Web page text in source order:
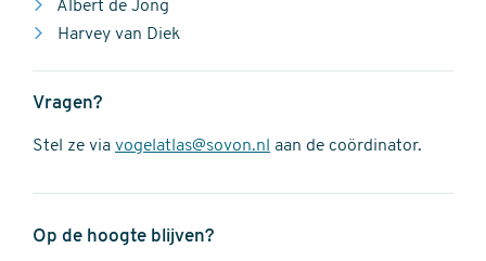
Albert de Jong
Harvey van Diek
Vragen?
Stel ze via vogelatlas@sovon.nl aan de coördinator.
Op de hoogte blijven?